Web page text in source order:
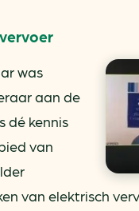
was
aan de
dé kennis
van
van elektrisch